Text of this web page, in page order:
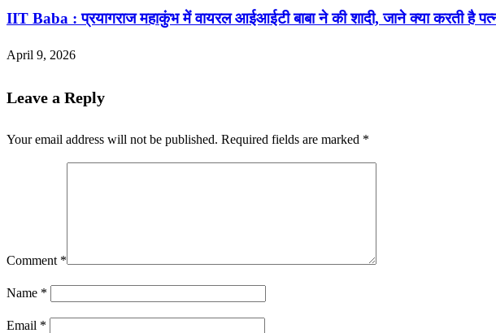
IIT Baba : प्रयागराज महाकुंभ में वायरल आईआईटी बाबा ने की शादी, जाने क्या करती है
April 9, 2026
Leave a Reply
Your email address will not be published. Required fields are marked *
Comment *
Name *
Email *